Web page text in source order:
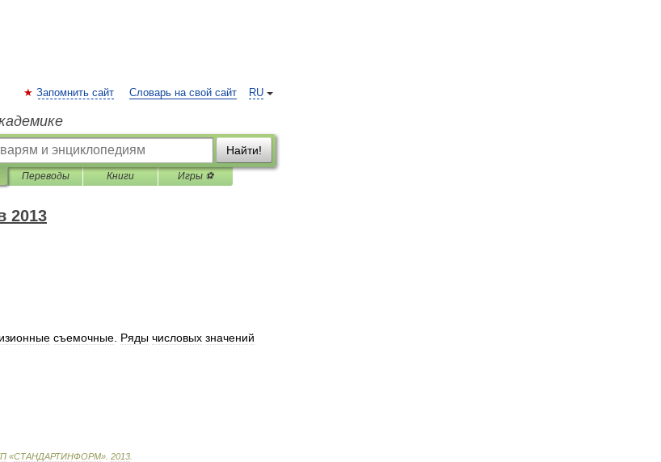
RU
Запомнить сайт Словарь на свой сайт
Найти!
Переводы Книги Игры ⚽
2013
съемочные Ряды числовых значений
«СТАНДАРТИНФОРМ» 2013